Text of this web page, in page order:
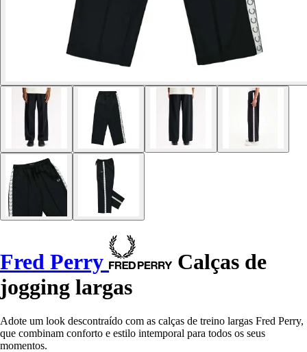
Fred Perry
Calças de
jogging largas
Adote um look descontraído com as calças de treino largas Fred Perry,
que combinam conforto e estilo intemporal para todos os seus
momentos.